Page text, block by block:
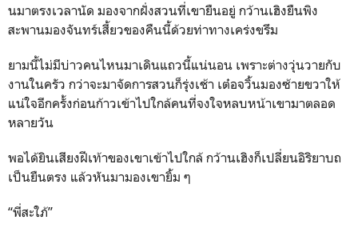
นมาตรงเวลานัด มองจากฝั่งสวนที่เขายืนอยู่ กว้านเฮิงยืนพิง
สะพานมองจันทร์เสี้ยวของคืนนี้ด้วยท่าทางเคร่งขรึม
ยามนี้ไม่มีบ่าวคนไหนมาเดินแถวนี้แน่นอน เพราะต่างวุ่นวายกับ
งานในครัว กว่าจะมาจัดการสวนก็รุ่งเช้า เต๋อจวิ้นมองซ้ายขวาให้
แน่ใจอีกครั้งก่อนก้าวเข้าไปใกล้คนที่จงใจหลบหน้าเขามาตลอด
หลายวัน
พอได้ยินเสียงฝีเท้าของเขาเข้าไปใกล้ กว้านเฮิงก็เปลี่ยนอิริยาบถ
เป็นยืนตรง แล้วหันมามองเขายิ้ม ๆ
“พี่สะใภ้”